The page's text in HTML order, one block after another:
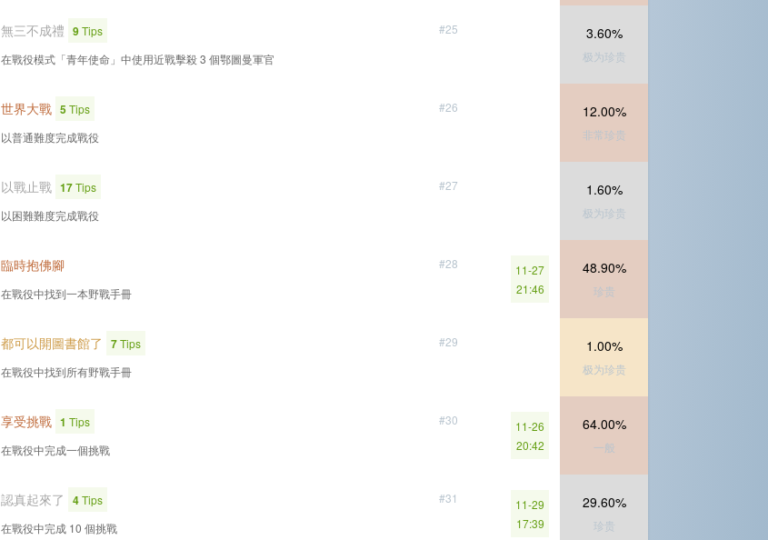
#25
無三不成禮 9Tips
在戰役模式「青年使命」中使用近戰擊殺 3 個鄂圖曼軍官
3.60%
极为珍贵
#26
世界大戰 5Tips
以普通難度完成戰役
12.00%
非常珍贵
#27
以戰止戰 17Tips
以困難難度完成戰役
1.60%
极为珍贵
#28
臨時抱佛腳
在戰役中找到一本野戰手冊
11-27
21:46
48.90%
珍贵
#29
都可以開圖書館了 7Tips
在戰役中找到所有野戰手冊
1.00%
极为珍贵
#30
享受挑戰 1 Tips
在戰役中完成一個挑戰
11-26
20:42
64.00%
一般
#31
認真起來了 4Tips
在戰役中完成 10 個挑戰
11-29
17:39
29.60%
珍贵